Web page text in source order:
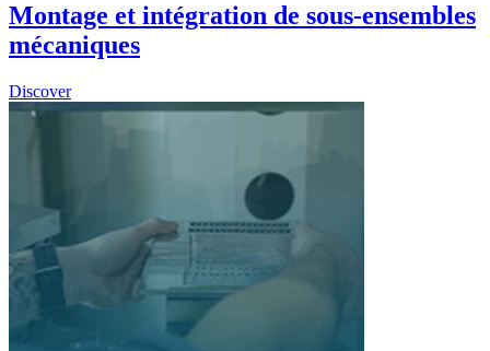
Montage et intégration de sous-ensembles
mécaniques
Discover